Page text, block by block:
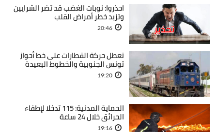
احذروا: نوبات الغضب قد تضر الشرايين
وتزيد خطر أمراض القلب
20:46
تعطل حركة القطارات على خط أحواز
تونس الجنوبية والخطوط البعيدة
19:20
الحماية المدنية: 115 تدخلا لإطفاء
الحرائق خلال 24 ساعة
19:16